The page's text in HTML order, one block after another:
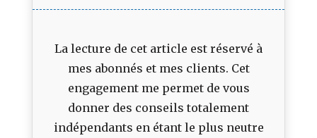
La lecture de cet article est réservé à
mes abonnés et mes clients. Cet
engagement me permet de vous
donner des conseils totalement
indépendants en étant le plus neutre